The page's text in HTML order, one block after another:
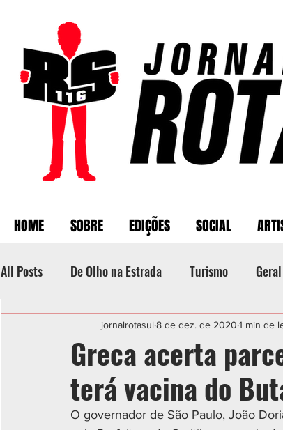
HOME SOBRE EDIÇÕES SOCIAL
All Posts De Olho na Estrada Turismo Geral
Categoria sem título POLICIAL ESPORTE
Greca acerta
terá vacina do
jornalrotasul 8 de dez. de 2020 1 min de
O governador de São Paulo, João